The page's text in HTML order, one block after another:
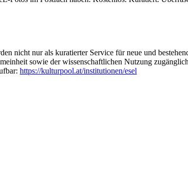
nicht nur als kuratierter Service für neue und
sowie der wissenschaftlichen Nutzung
https://kulturpool.at/institutionen/esel